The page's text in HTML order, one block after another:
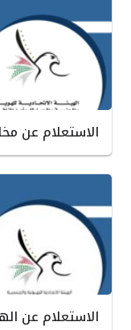
الاستعلام عن
الاستعلام عن